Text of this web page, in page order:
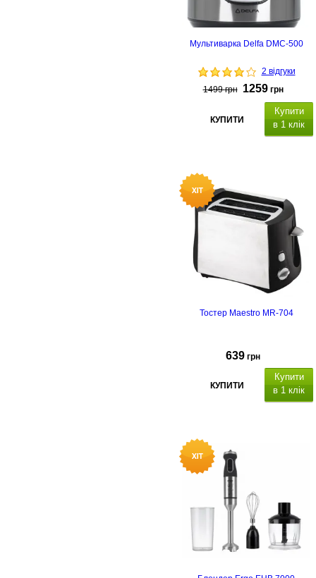
Мультиварка Delfa DMC-500
2 відгуки
1499 грн 1259 грн
КУПИТИ
Купити
в 1 клік
Тостер Maestro MR-704
639 грн
КУПИТИ
Купити
в 1 клік